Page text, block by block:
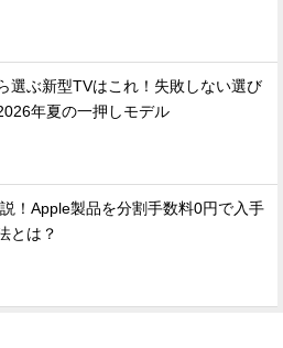
選ぶ新型TVはこれ！失敗しない選び
年夏の一押しモデル
！Apple製品を分割手数料0円で入手
とは？